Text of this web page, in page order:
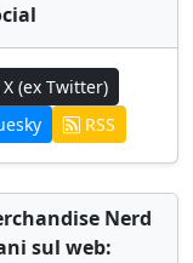
X (ex Twitter)
RSS
Nerd
sul web: